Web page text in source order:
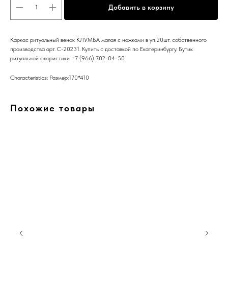
Добавить в корзину
Каркас ритуальный венок КЛУМБА малая с ножками в уп.20шт. собственного
производства арт. C-20231. Купить с доставкой по Екатеринбургу. Бутик
ритуальной флористики +7 (966) 702-04-50
Characteristics: Размер:170*410
Похожие товары